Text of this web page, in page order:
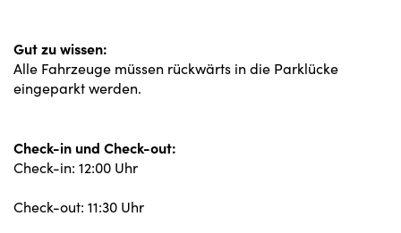
Gut zu wissen:
Alle Fahrzeuge müssen rückwärts in die Parklücke
eingeparkt werden.
Check-in und Check-out:
Check-in: 12:00 Uhr
Check-out: 11:30 Uhr